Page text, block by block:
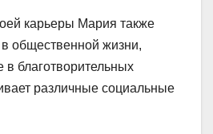
карьеры Мария также
в общественной жизни,
в благотворительных
различные социальные